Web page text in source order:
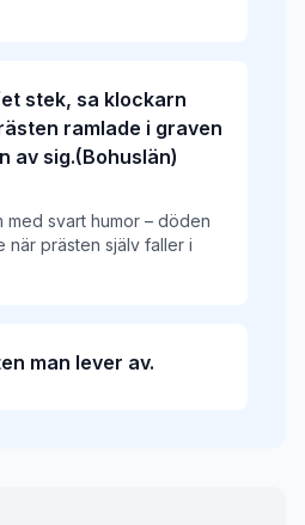
stek, sa klockarn
ramlade i graven
av sig.(Bohuslän)
med svart humor – döden
när prästen själv faller i
man lever av.